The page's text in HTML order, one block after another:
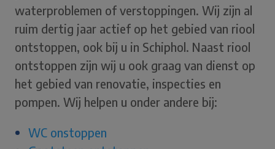
waterproblemen of verstoppingen. Wij zijn al
ruim dertig jaar actief op het gebied van riool
ontstoppen, ook bij u in Schiphol. Naast riool
ontstoppen zijn wij u ook graag van dienst op
het gebied van renovatie, inspecties en
pompen. Wij helpen u onder andere bij:
WC onstoppen